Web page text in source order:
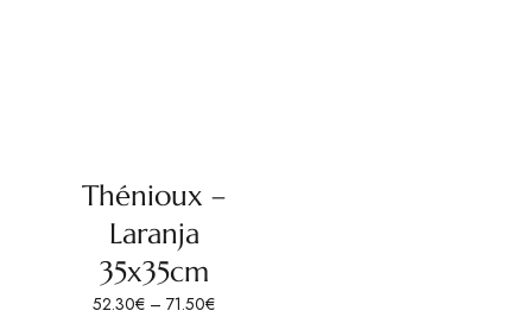
Thénioux –
Laranja
35x35cm
52.30€ – 71.50€